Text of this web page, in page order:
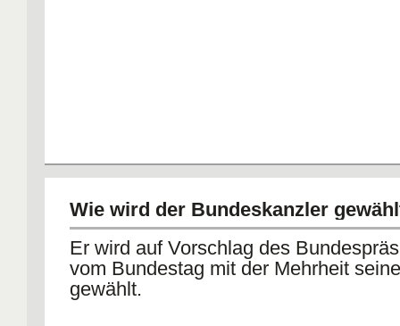
Wie wird der Bundeskanzler
Er wird auf Vorschlag des
vom Bundestag mit der Mehrheit
gewählt.